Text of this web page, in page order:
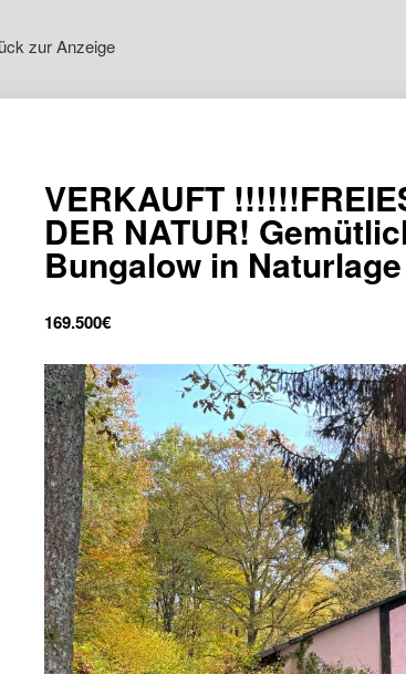
zur Anzeige
VERKAUFT
DER NATUR!
Bungalow in
169.500€